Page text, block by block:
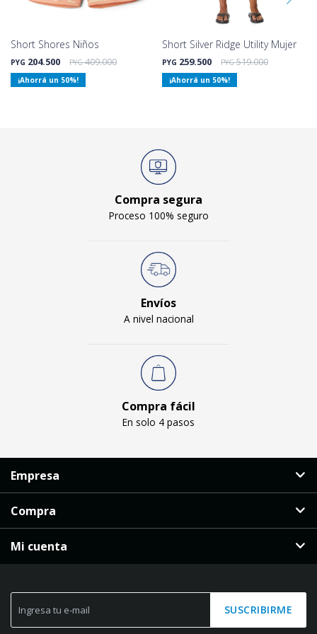
Short Shores Niños
PYG 204.500 PYG 409.000
50
Short Silver Ridge Utility Mujer
PYG 259.500 PYG 519.000
50
Compra segura
Proceso 100% seguro
Envíos
A nivel nacional
Compra fácil
En solo 4 pasos
SUSCRIBIRME
Empresa
Compra
Mi cuenta